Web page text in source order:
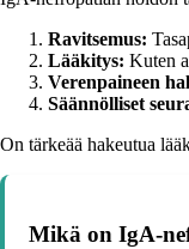
Ravitsemus:
Lääkitys: Kuten
Verenpaineen
Säännölliset
On tärkeää hakeutua
Mikä on IgA-